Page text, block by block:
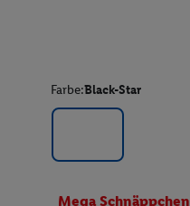
Farbe:Black-Star
Mega Schnäppchen